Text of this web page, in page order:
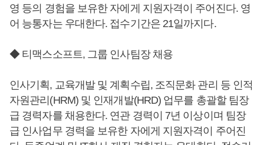
영 등의 경험을 보유한 자에게 지원자격이 주어진다. 영
어 능통자는 우대한다. 접수기간은 21일까지다.
◆ 티맥스소프트, 그룹 인사팀장 채용
인사기획, 교육개발 및 계획수립, 조직문화 관리 등 인적
자원관리(HRM) 및 인재개발(HRD) 업무를 총괄할 팀장
급 경력자를 채용한다. 연관 경력이 7년 이상이며 팀장
급 인사업무 경력을 보유한 자에게 지원자격이 주어진